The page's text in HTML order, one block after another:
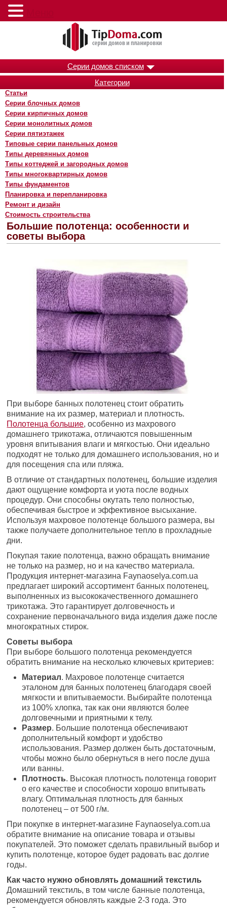
Серии домов списком
Категории
Статьи
Серии блочных домов
Серии кирпичных домов
Серии монолитных домов
Серии пятиэтажек
Типовые серии панельных домов
Типы деревянных домов
Типы коттеджей и загородных домов
Типы многоквартирных домов
Типы фундаментов
Планировка и перепланировка
Ремонт и дизайн
Стоимость строительства
Большие полотенца: особенности и
советы выбора
При выборе банных полотенец стоит обратить
внимание на их размер, материал и плотность.
Полотенца большие, особенно из махрового
домашнего трикотажа, отличаются повышенным
уровня впитывания влаги и мягкостью. Они идеально
подходят не только для домашнего использования, но и
для посещения спа или пляжа.
В отличие от стандартных полотенец, большие изделия
дают ощущение комфорта и уюта после водных
процедур. Они способны окутать тело полностью,
обеспечивая быстрое и эффективное высыхание.
Используя махровое полотенце большого размера, вы
также получаете дополнительное тепло в прохладные
дни.
Покупая такие полотенца, важно обращать внимание
не только на размер, но и на качество материала.
Продукция интернет-магазина Faynaoselya.com.ua
предлагает широкий ассортимент банных полотенец,
выполненных из высококачественного домашнего
трикотажа. Это гарантирует долговечность и
сохранение первоначального вида изделия даже после
многократных стирок.
Советы выбора
При выборе большого полотенца рекомендуется
обратить внимание на несколько ключевых критериев:
Материал. Махровое полотенце считается
эталоном для банных полотенец благодаря своей
мягкости и впитываемости. Выбирайте полотенца
из 100% хлопка, так как они являются более
долговечными и приятными к телу.
Размер. Большие полотенца обеспечивают
дополнительный комфорт и удобство
использования. Размер должен быть достаточным,
чтобы можно было обернуться в него после душа
или ванны.
Плотность. Высокая плотность полотенца говорит
о его качестве и способности хорошо впитывать
влагу. Оптимальная плотность для банных
полотенец – от 500 г/м.
При покупке в интернет-магазине Faynaoselya.com.ua
обратите внимание на описание товара и отзывы
покупателей. Это поможет сделать правильный выбор и
купить полотенце, которое будет радовать вас долгие
годы.
Как часто нужно обновлять домашний текстиль
Домашний текстиль, в том числе банные полотенца,
рекомендуется обновлять каждые 2-3 года. Это